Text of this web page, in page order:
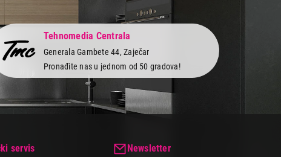
imaš opciju izbora načina plaćanja koji ti najviše
Tehnomedia Centrala
Generala Gambete 44, Zaječar
Pronađite nas u jednom od 50 gradova!
servis Newsletter